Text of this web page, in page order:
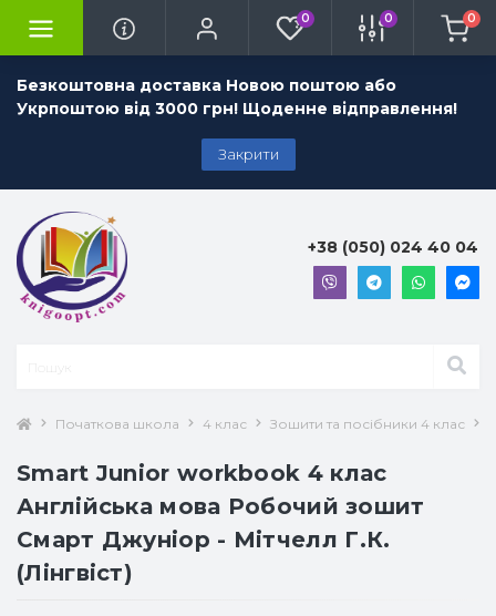
Безкоштовна доставка Новою поштою або
Укрпоштою від 3000 грн! Щоденне відправлення!
Закрити
0 0 0
+38 (050) 024 40 04
Початкова школа 4 клас Зошити та посібники 4 клас
Smart Junior workbook 4 клас
Англійська мова Робочий зошит
Смарт Джуніор - Мітчелл Г.К.
(Лінгвіст)